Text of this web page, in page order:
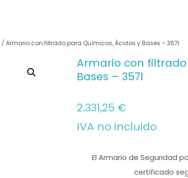
/ Armario con filtrado para Químicos, Ácidos y Bases – 357l
Armario con
Bases – 357l
2.331,25 €
IVA no incluido
El Armario de Seguridad
certificado